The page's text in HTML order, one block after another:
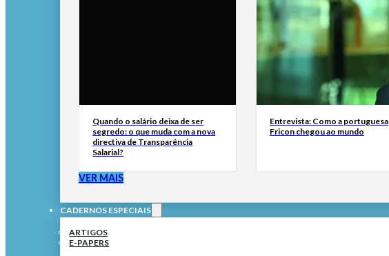
Quando o salário deixa de ser
segredo: o que muda com a nova
directiva de Transparência
Salarial?
Entrevista: Como a portuguesa
Fricon chegou ao mundo
VER MAIS
CADERNOS ESPECIAIS
ARTIGOS
E-PAPERS